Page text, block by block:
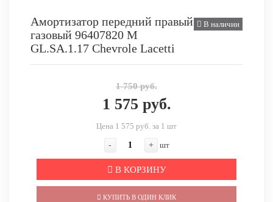
В наличии
Амортизатор передний правый
газовый 96407820 M
GL.SA.1.17 Chevrole Lacetti
1 750 руб.
1 575 руб.
Цена 1 575 руб. за 1 шт
- + шт
В КОРЗИНУ
КУПИТЬ В ОДИН КЛИК